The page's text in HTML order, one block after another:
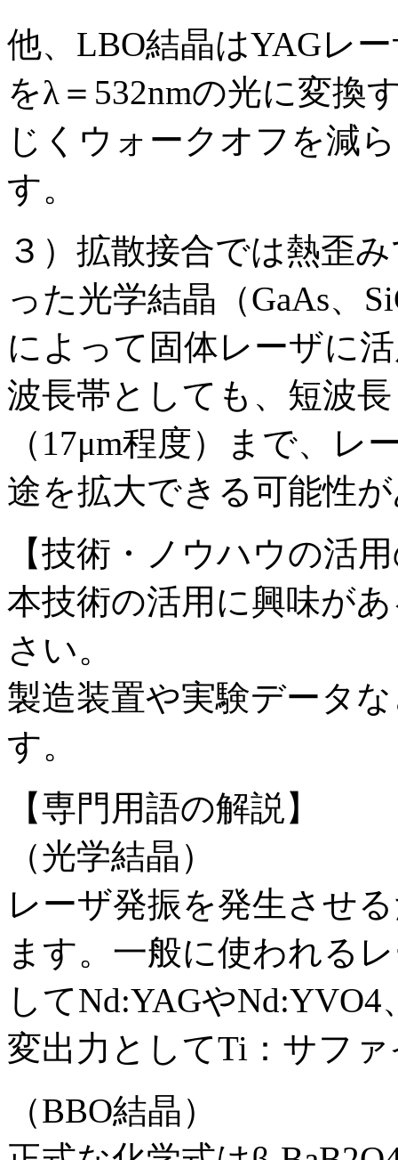
他、LBO結晶はYAGレ
をλ＝532nmの光に変換
じくウォークオフを減
す。
３）拡散接合では熱歪
った光学結晶（GaAs、
によって固体レーザに
波長帯としても、短波
（17μm程度）まで、レ
途を拡大できる可能性
【技術・ノウハウの活
本技術の活用に興味が
さい。
製造装置や実験データ
す。
【専門用語の解説】
（光学結晶）
レーザ発振を発生させ
ます。一般に使われる
してNd:YAGや
変出力としてTi：サフ
（BBO結晶）